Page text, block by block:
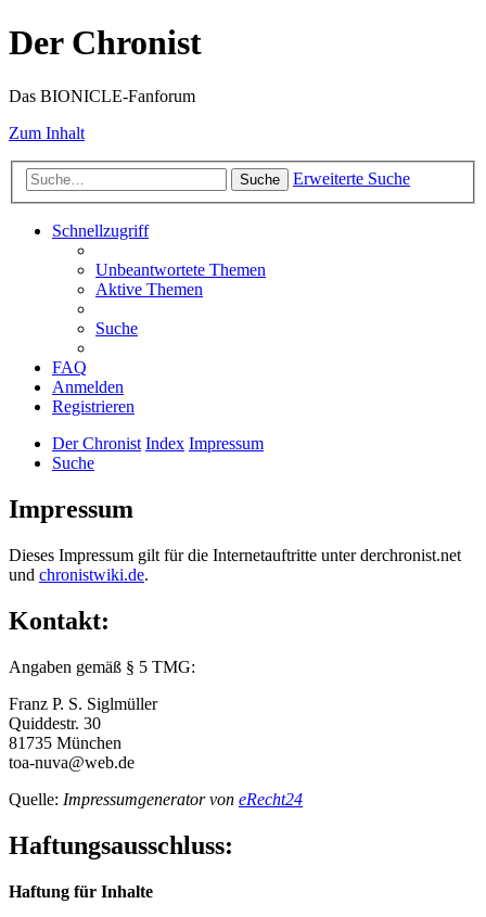
Der Chronist
Das BIONICLE-Fanforum
Zum Inhalt
Suche Erweiterte Suche
Schnellzugriff
Unbeantwortete Themen
Aktive Themen
Suche
FAQ
Anmelden
Registrieren
Der Chronist Index Impressum
Suche
Impressum
Dieses Impressum gilt für die Internetauftritte unter derchronist.net
und chronistwiki.de.
Kontakt:
Angaben gemäß § 5 TMG:
Franz P. S. Siglmüller
Quiddestr. 30
81735 München
toa-nuva@web.de
Quelle: Impressumgenerator von eRecht24
Haftungsausschluss:
Haftung für Inhalte